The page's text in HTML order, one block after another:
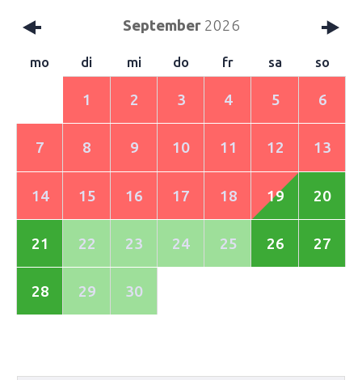
September 2026
mo di mi do fr sa so
1 2 3 4 5 6
7 8 9 10 11 12 13
14 15 16 17 18 19 20
21 22 23 24 25 26 27
28 29 30